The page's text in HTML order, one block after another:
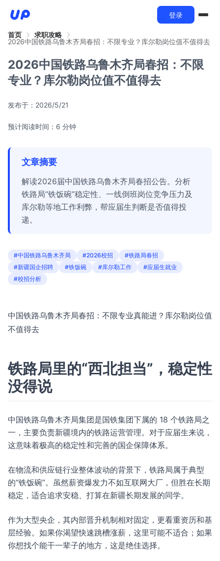
登录
首页
求职攻略
2026中国铁路乌鲁木齐局春招：不限专业？库尔勒岗位值不值得去
2026中国铁路乌鲁木齐局春招：不限
专业？库尔勒岗位值不值得去
发布于： 2026/5/21
预计阅读时间：6 分钟
文章摘要
解读2026届中国铁路乌鲁木齐局春招公告。分析
铁路局“铁饭碗”稳定性、一线倒班岗位竞争压力及
库尔勒等地工作利弊，帮应届生判断是否值得投
递。
#中国铁路乌鲁木齐局 #2026校招
#铁路局春招
#新疆国企招聘
#铁饭碗 #库尔勒工作
#应届生就业
#校招分析
中国铁路乌鲁木齐局春招：不限专业真能进？库尔勒岗位值
不值得去
铁路局里的“西北担当”，稳定性
没得说
中国铁路乌鲁木齐局集团是国铁集团下属的 18 个铁路局之
一，主要负责新疆境内的铁路运营管理。对于应届生来说，
这意味着极高的稳定性和完善的国企保障体系。
在物流和供应链行业整体波动的背景下，铁路局属于典型
的“铁饭碗”。虽然薪资爆发力不如互联网大厂，但胜在长期
稳定，适合追求安稳、打算在新疆长期发展的同学。
作为大型央企，其内部晋升机制相对固定，更看重资历和基
层经验。如果你渴望快速跳槽涨薪，这里可能不适合；如果
你想找个能干一辈子的地方，这是绝佳选择。